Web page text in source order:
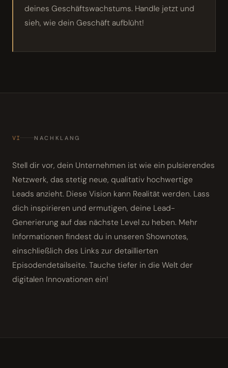
deines Geschäftswachstums. Handle jetzt und
sieh, wie dein Geschäft aufblüht!
VI NACHKLANG
Stell dir vor, dein Unternehmen ist wie ein pulsierendes
Netzwerk, das stetig neue, qualitativ hochwertige
Leads anzieht. Diese Vision kann Realität werden. Lass
dich inspirieren und ermutigen, deine Lead-
Generierung auf das nächste Level zu heben. Mehr
Informationen findest du in unseren Shownotes,
einschließlich des Links zur detaillierten
Episodendetailseite. Tauche tiefer in die Welt der
digitalen Innovationen ein!